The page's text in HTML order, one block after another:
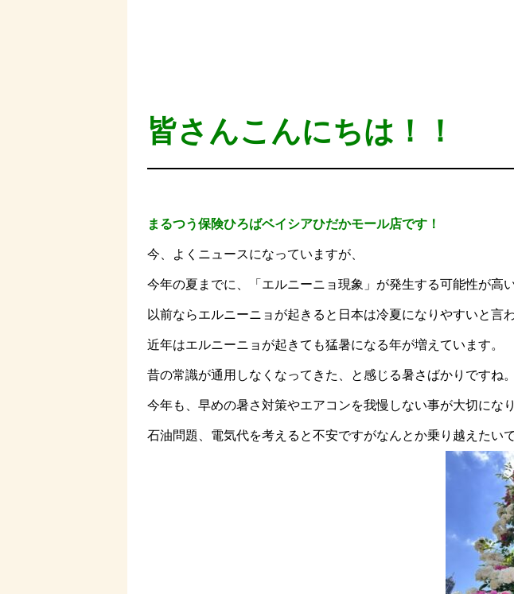
皆さんこんにちは！！
まるつう保険ひろばベイシアひだかモール店です！
今、よくニュースになっていますが、
今年の夏までに、「エルニーニョ現象」が発生する可能性が高
以前ならエルニーニョが起きると日本は冷夏になりやすいと言
近年はエルニーニョが起きても猛暑になる年が増えています。
昔の常識が通用しなくなってきた、と感じる暑さばかりですね。
今年も、早めの暑さ対策やエアコンを我慢しない事が大切にな
石油問題、電気代を考えると不安ですがなんとか乗り越えたい